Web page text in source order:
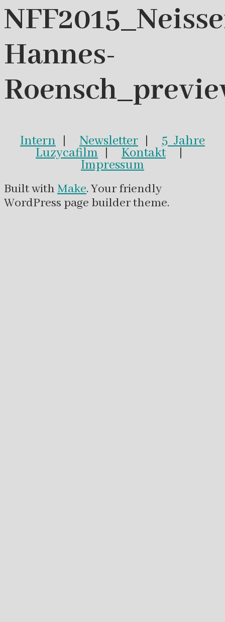
Hannes-
Intern | Newsletter | 5 Jahre
Luzycafilm | Kontakt|
Impressum
Built with Make. Your friendly
WordPress page builder theme.